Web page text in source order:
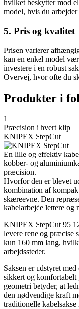
hvilket beskytter mod
model, hvis du
5. Pris og kvalitet
Prisen varierer
kan en enkel model
investere i en robust
Overvej, hvor ofte du
Produkter i
1
Præcision i hvert klip
KNIPEX StepCut
En lille og effektiv
kobber- og
præcision.
Hvorfor den er blevet
kombination af
skæreevne. Den
kabelarbejde lettere og
KNIPEX StepCut 95
levere rene og præcise
kun 160 mm lang,
arbejdssteder.
Saksen er udstyret
sikkert og komfortabelt
geometri betyder, at
den nødvendige kraft
traditionelle kabelsakse